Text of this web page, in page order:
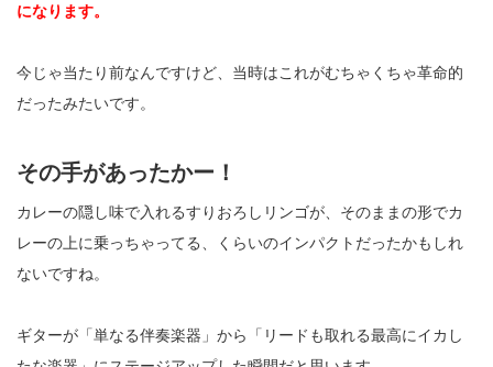
になります。
今じゃ当たり前なんですけど、当時はこれがむちゃくちゃ革命的
だったみたいです。
その手があったかー！
カレーの隠し味で入れるすりおろしリンゴが、そのままの形でカ
レーの上に乗っちゃってる、くらいのインパクトだったかもしれ
ないですね。
ギターが「単なる伴奏楽器」から「リードも取れる最高にイカし